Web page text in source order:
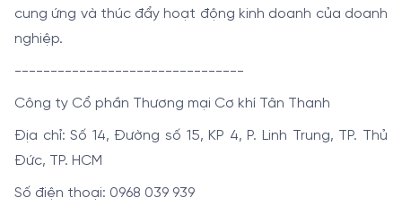
cung ứng và thúc đẩy hoạt động kinh doanh của doanh
nghiệp.
--------------------------------
Công ty Cổ phần Thương mại Cơ khí Tân Thanh
Địa chỉ: Số 14, Đường số 15, KP 4, P. Linh Trung, TP. Thủ
Đức, TP. HCM
Số điện thoại: 0968 039 939